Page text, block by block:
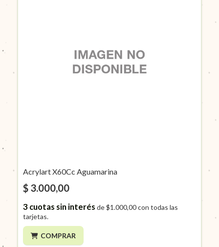
Acrylart X60Cc Aguamarina
$ 3.000,00
3cuotas sin interés de$1.000,00con todas las
tarjetas.
COMPRAR